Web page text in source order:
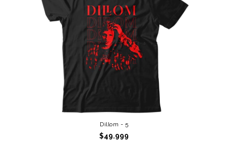
Dillom - 5
$49.999